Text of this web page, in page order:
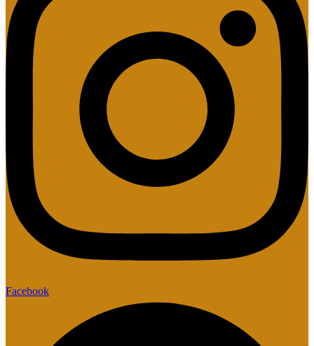
Facebook